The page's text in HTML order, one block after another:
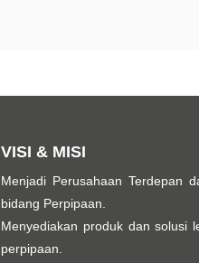
VISI & MISI
Menjadi Perusahaan Terdepan
bidang Perpipaan.
Menyediakan produk dan solusi
perpipaan.